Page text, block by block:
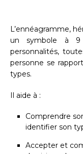
L’ennéagramme,
un symbole à
personnalités,
personne se
types.
Il aide à :
Comprendre
identifier son
Accepter et